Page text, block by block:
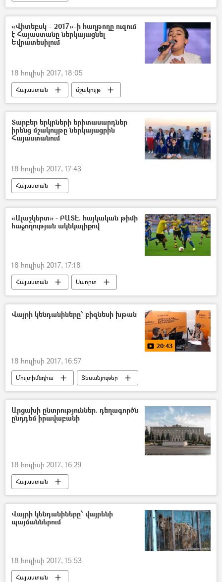
«Վիտեբսկ – 2017»–ի հաղթողը ուզում
է Հայաստանը ներկայացնել
Եվրատեսիլում
18 հուլիսի 2017, 18:05
Հայաստան մշակույթ
Տարբեր երկրների երիտասարդներ
իրենց մշակույթը ներկայացրին
Հայաստանում
18 հուլիսի 2017, 17:43
Հայաստան
«Ալաշկերտ» - ԲԱՏԷ. հայկական թիմի
հաջողության ակնկալիքով
18 հուլիսի 2017, 17:18
Հայաստան Սպորտ
Վայրի կենդանիները՝ բիզնեսի խթան
20:43
18 հուլիսի 2017, 16:57
Մուլտիմեդիա Տեսանյութեր
Արցախի ընտրություններ. դեղագործն
ընդդեմ իրավաբանի
18 հուլիսի 2017, 16:29
Հայաստան
Վայրի կենդանիները՝ վայրենի
պայմաններում
18 հուլիսի 2017, 15:53
Հայաստան